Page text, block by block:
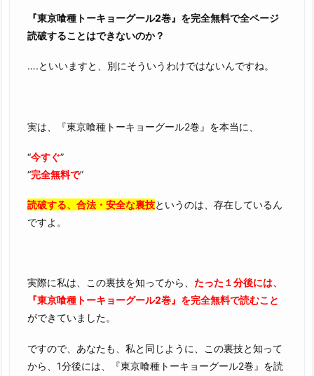
『東京喰種トーキョーグール2巻』を完全無料で全ページ
読破することはできないのか？
….といいますと、別にそういうわけではないんですね。
実は、『東京喰種トーキョーグール2巻』を本当に、
“今すぐ”
“完全無料で”
読破する、合法・安全な裏技というのは、存在しているん
ですよ。
実際に私は、この裏技を知ってから、 たった１分後には、
『東京喰種トーキョーグール2巻』を完全無料で読むこと
ができていました。
ですので、あなたも、私と同じように、この裏技と知って
から、1分後には、『東京喰種トーキョーグール2巻』を読